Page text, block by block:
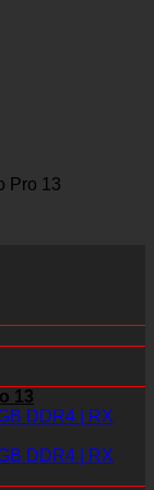
Pro 13
13
DDR4 | RX
DDR4 | RX